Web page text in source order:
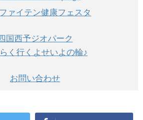
ァイテン健康フェスタ
国西予ジオパーク
く行くよせいよの輪♪
お問い合わせ